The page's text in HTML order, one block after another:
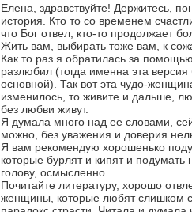
Елена, здравствуйте! Держитесь,
история. Кто то со временем
что Бог отвел, кто-то продолжает
Жить вам, выбирать тоже вам, к
Как то раз я обратилась за
разлюбил (тогда именна эта
основной). Так вот эта чудо-
изменилось, то живите и дальше,
без любви живут.
Я думала много над ее словами,
можно, без уважения и доверия
Я вам рекомендую хорошенько
которые бурлят и кипят и подумать
голову, осмысленно.
Почитайте литературу, хорошо
женщины, которые любят слишком